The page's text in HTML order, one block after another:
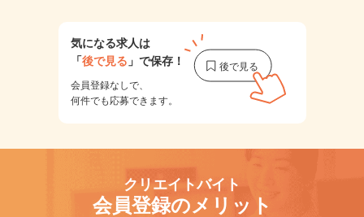
気になる求人は
「後で見る 」で保存！
会員登録なしで、
何件でも応募できます。
クリエイトバイト
会員登録のメリット